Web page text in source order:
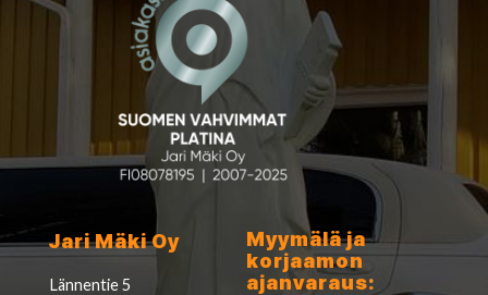
Jari Mäki Oy
Lännentie 5
Myymälä ja
korjaamon
ajanvaraus: